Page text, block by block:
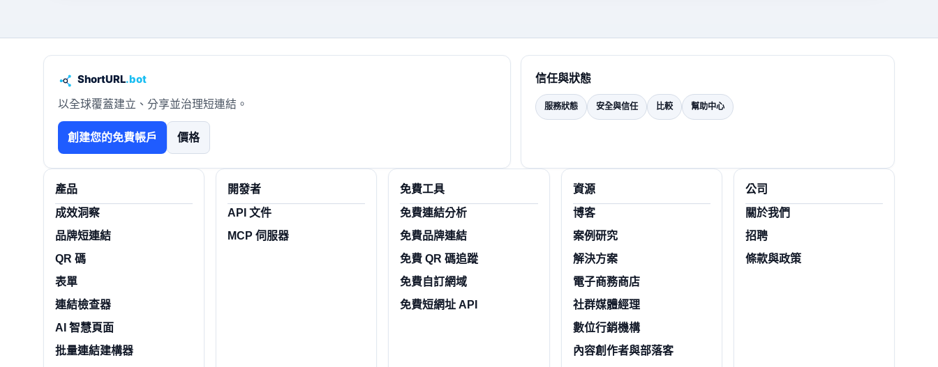
以全球覆蓋建立、分享並治理短連結。
創建您的免費帳戶 價格
信任與狀態
服務狀態 安全與信任 比較 幫助中心
產品
成效洞察
品牌短連結
QR 碼
表單
連結檢查器
AI 智慧頁面
批量連結建構器
開發者
API 文件
MCP 伺服器
免費工具
免費連結分析
免費品牌連結
免費 QR 碼追蹤
免費自訂網域
免費短網址 API
資源
博客
案例研究
解決方案
電子商務商店
社群媒體經理
數位行銷機構
內容創作者與部落客
公司
關於我們
招聘
條款與政策